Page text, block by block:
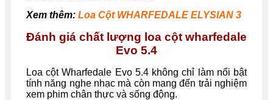
Xem thêm: Loa Cột WHARFEDALE ELYSIAN 3
Đánh giá chất lượng loa cột wharfedale
Evo 5.4
Loa cột Wharfedale Evo 5.4 không chỉ làm nổi bật
tính năng nghe nhạc mà còn mang đến trải nghiệm
xem phim chân thực và sống động.